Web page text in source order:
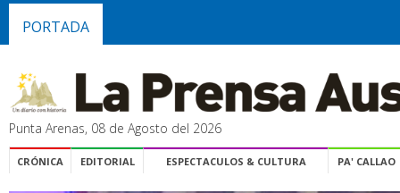
PORTADA
Punta Arenas, 08 de Agosto del 2026
CRÓNICA EDITORIAL ESPECTACULOS & CULTURA PA' CALLAO